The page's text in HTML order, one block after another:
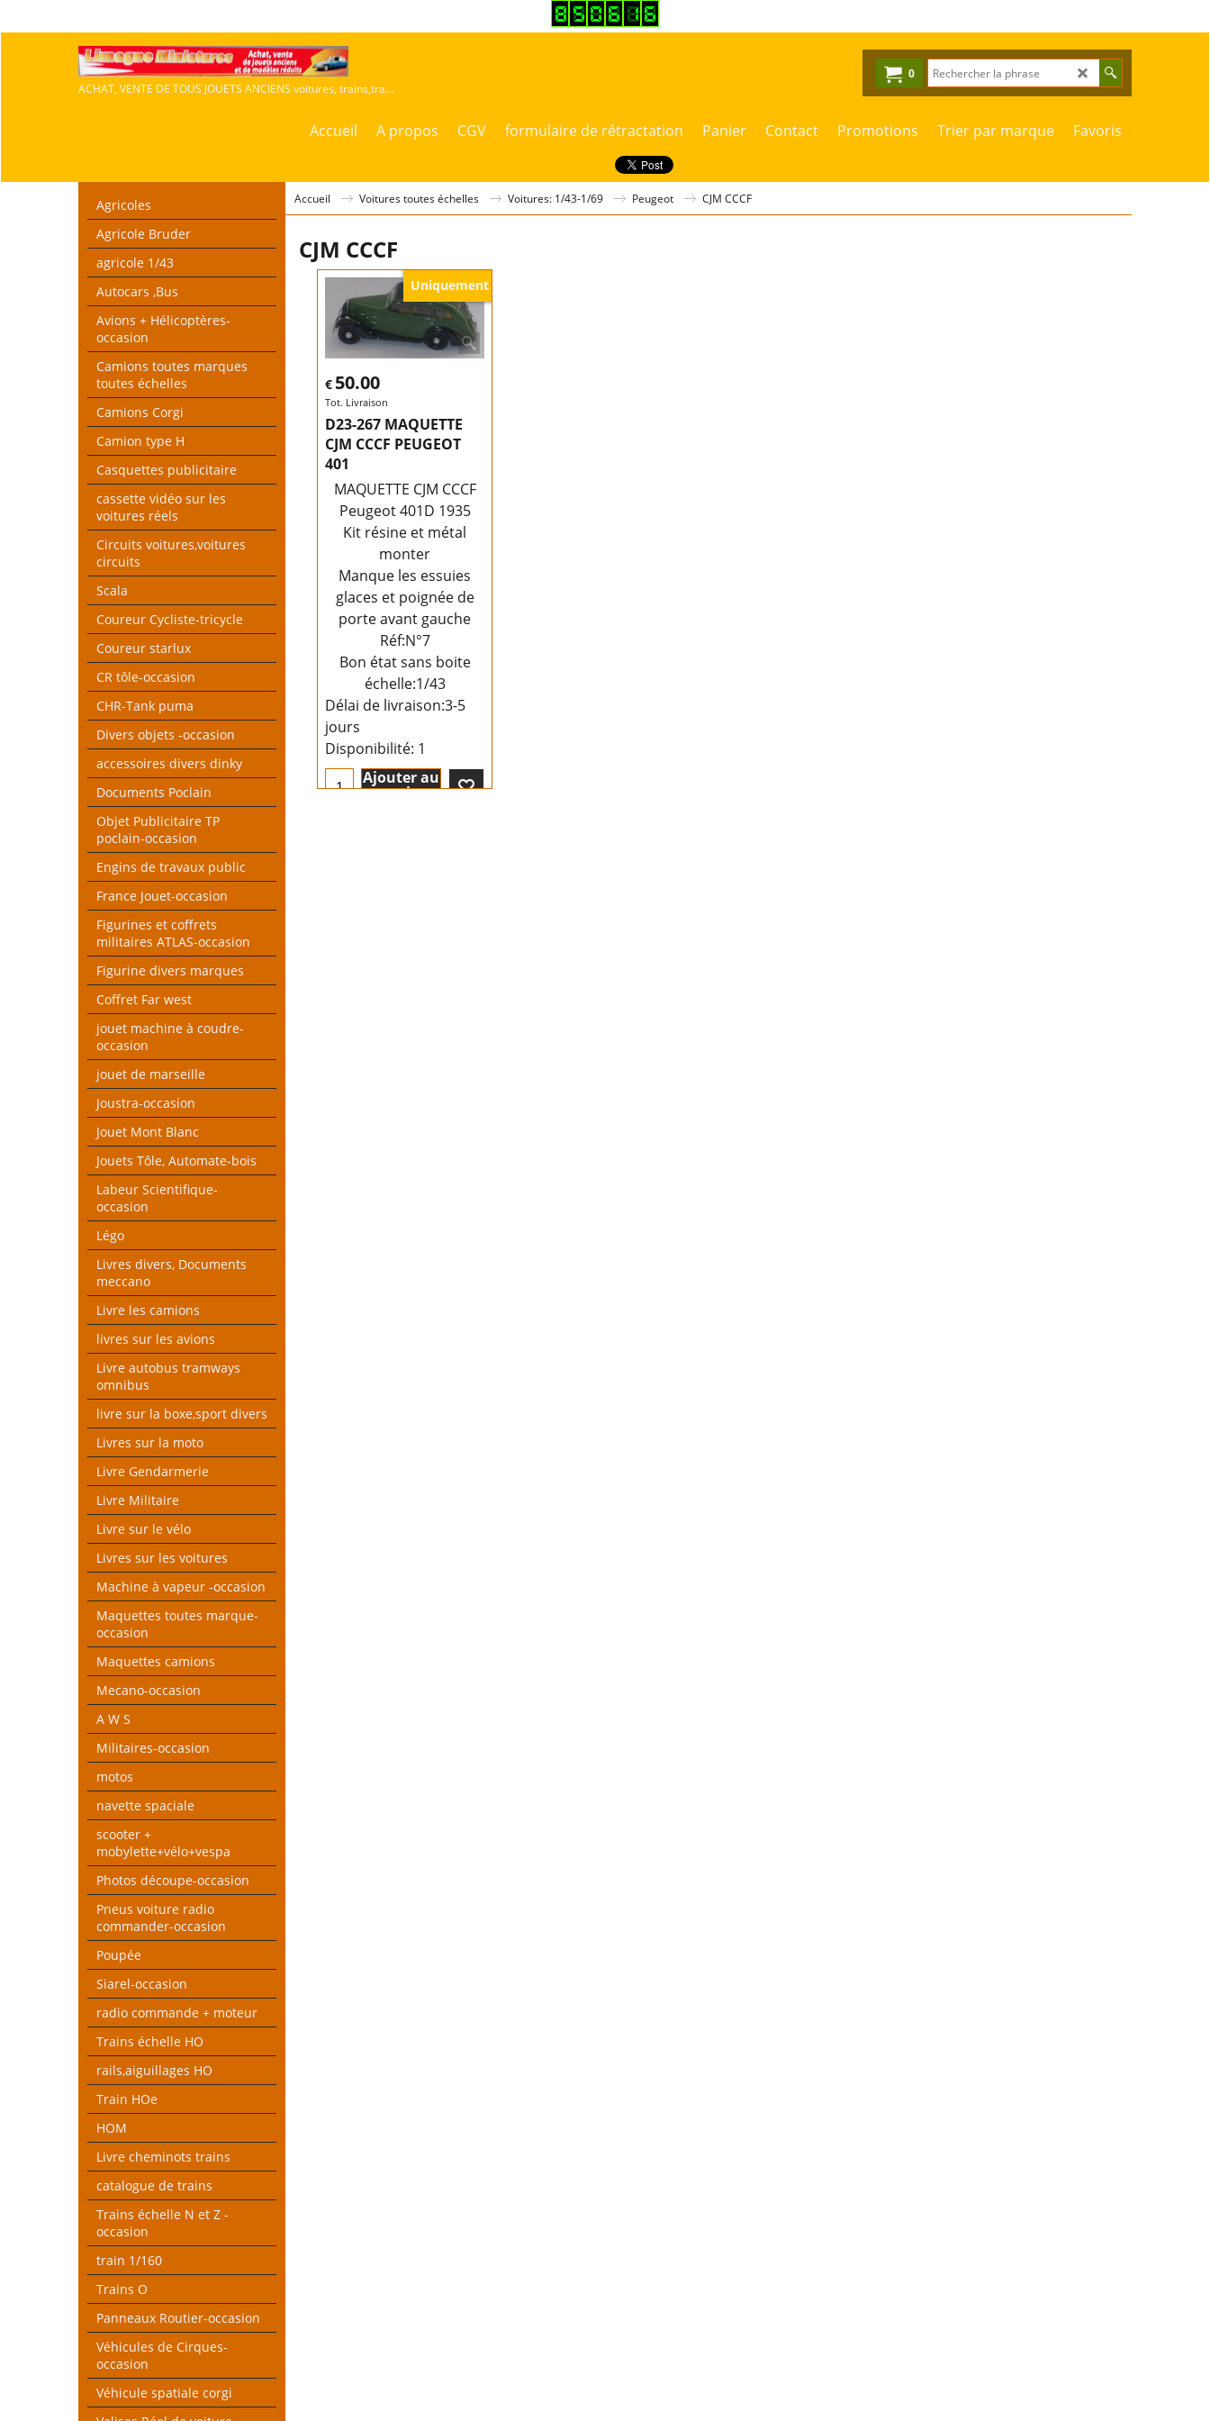
ACHAT, VENTE DE TOUS JOUETS ANCIENS voitures, trains,travaux publics,agricoles
0
Accueil A propos CGV formulaire de rétractation Panier Contact Promotions Trier par marque Favoris
Agricoles
Agricole Bruder
agricole 1/43
Autocars ,Bus
Avions + Hélicoptères-
occasion
Camions toutes marques
toutes échelles
Camions Corgi
Camion type H
Casquettes publicitaire
cassette vidéo sur les
voitures réels
Circuits voitures,voitures
circuits
Scala
Coureur Cycliste-tricycle
Coureur starlux
CR tôle-occasion
CHR-Tank puma
Divers objets -occasion
accessoires divers dinky
Documents Poclain
Objet Publicitaire TP
poclain-occasion
Engins de travaux public
France Jouet-occasion
Figurines et coffrets
militaires ATLAS-occasion
Figurine divers marques
Coffret Far west
jouet machine à coudre-
occasion
jouet de marseille
Joustra-occasion
Jouet Mont Blanc
Jouets Tôle, Automate-bois
Labeur Scientifique-
occasion
Légo
Livres divers, Documents
meccano
Livre les camions
livres sur les avions
Livre autobus tramways
omnibus
livre sur la boxe,sport divers
Livres sur la moto
Livre Gendarmerie
Livre Militaire
Livre sur le vélo
Livres sur les voitures
Machine à vapeur -occasion
Maquettes toutes marque-
occasion
Maquettes camions
Mecano-occasion
A W S
Militaires-occasion
motos
navette spaciale
scooter +
mobylette+vélo+vespa
Photos découpe-occasion
Pneus voiture radio
commander-occasion
Poupée
Siarel-occasion
radio commande + moteur
Trains échelle HO
rails,aiguillages HO
Train HOe
HOM
Livre cheminots trains
catalogue de trains
Trains échelle N et Z -
occasion
train 1/160
Trains O
Panneaux Routier-occasion
Véhicules de Cirques-
occasion
Véhicule spatiale corgi
Accueil Voitures toutes échelles Voitures: 1/43-1/69 Peugeot CJM CCCF
CJM CCCF
Uniquement
€ 50.00
Tot. Livraison
D23-267 MAQUETTE
CJM CCCF PEUGEOT
401
MAQUETTE CJM CCCF
Peugeot 401D 1935
Kit résine et métal
monter
Manque les essuies
glaces et poignée de
porte avant gauche
Réf:N°7
Bon état sans boite
échelle:1/43
Délai de livraison:3-5
jours
Disponibilité: 1
Ajouter au
panier